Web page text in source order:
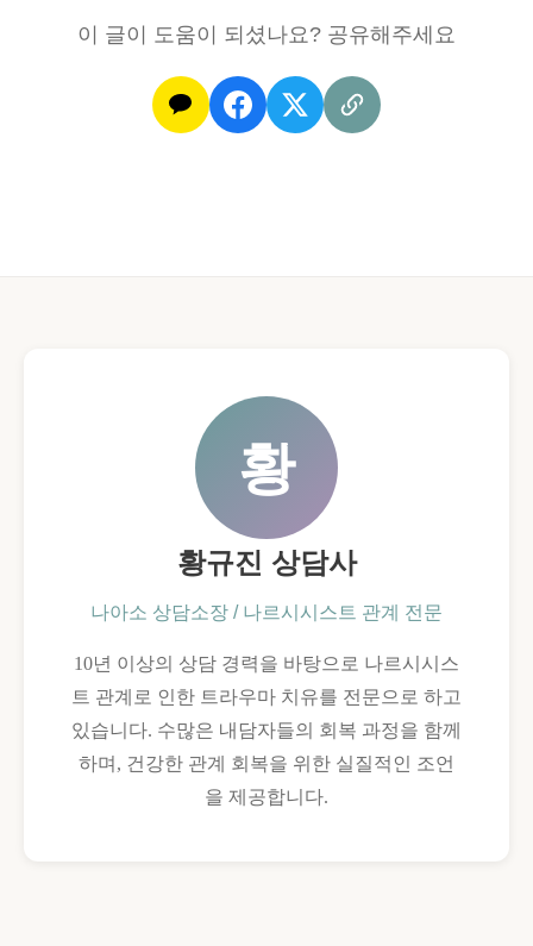
이 글이 도움이 되셨나요? 공유해주세요
황
황규진 상담사
나아소 상담소장 / 나르시시스트 관계 전문
10년 이상의 상담 경력을 바탕으로 나르시시스
트 관계로 인한 트라우마 치유를 전문으로 하고
있습니다. 수많은 내담자들의 회복 과정을 함께
하며, 건강한 관계 회복을 위한 실질적인 조언
을 제공합니다.